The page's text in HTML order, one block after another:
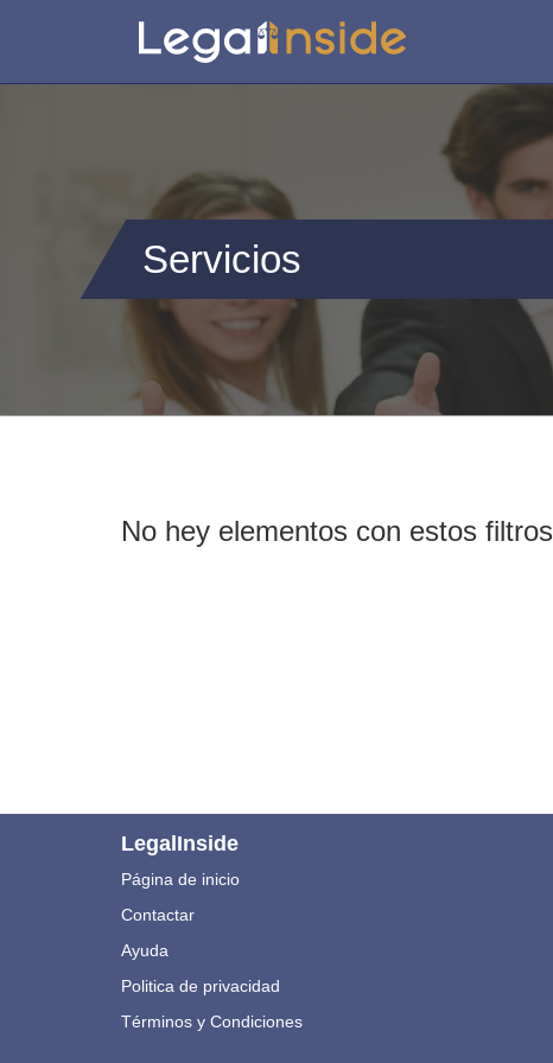
Servicios
No hey elementos con estos filtros
LegalInside
Página de inicio
Contactar
Ayuda
Politica de privacidad
Términos y Condiciones